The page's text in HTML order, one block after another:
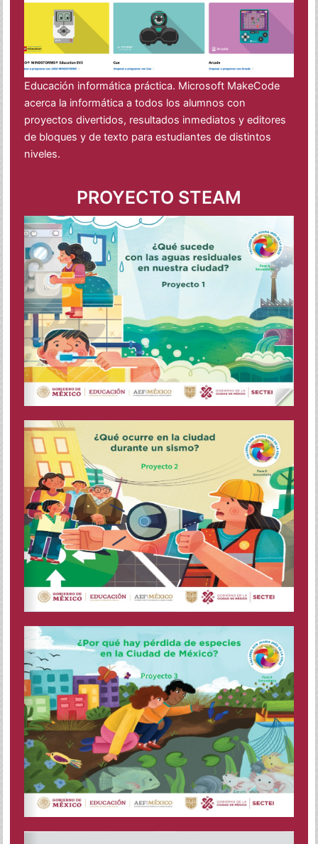
Educación informática práctica. Microsoft MakeCode
acerca la informática a todos los alumnos con
proyectos divertidos, resultados inmediatos y editores
de bloques y de texto para estudiantes de distintos
niveles.
PROYECTO STEAM